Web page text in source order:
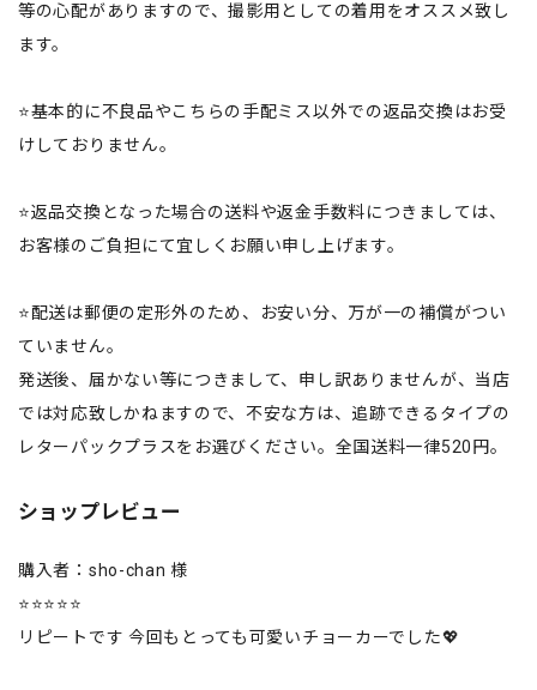
等の心配がありますので、撮影用としての着用をオススメ致し
ます。
⭐️基本的に不良品やこちらの手配ミス以外での返品交換はお受
けしておりません。
⭐️返品交換となった場合の送料や返金手数料につきましては、
お客様のご負担にて宜しくお願い申し上げます。
⭐️配送は郵便の定形外のため、お安い分、万が一の補償がつい
ていません。
発送後、届かない等につきまして、申し訳ありませんが、当店
では対応致しかねますので、不安な方は、追跡できるタイプの
レターパックプラスをお選びください。全国送料一律520円。
ショップレビュー
購入者：sho-chan 様
⭐⭐⭐⭐⭐
リピートです 今回もとっても可愛いチョーカーでした💖